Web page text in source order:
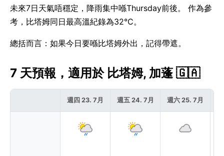
未來7日天氣唔穩定，降雨集中喺Thursday前後。 作為參
考，比塔姆同日最高溫紀錄為32°C。
總括而言：如果今日要喺比塔姆外出，記得帶遮。
7 天預報，適用於 比塔姆, 加蓬 🇬🇦
週四 23. 7月 週五 24. 7月 週六 25. 7月